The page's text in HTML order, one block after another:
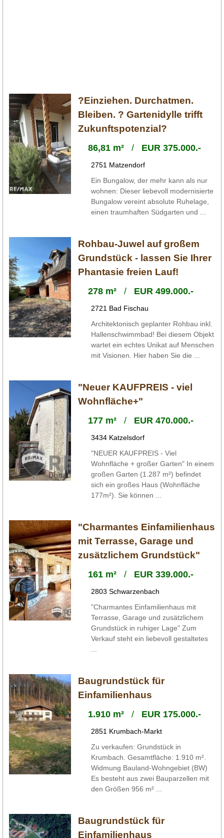
?Einziehen. Durchatmen.
Bleiben. ? Gartenidylle trifft
Zukunftspotenzial?
86,81 m²/ EUR 375.000.-
2751 Matzendorf
Ein Bungalow, der mehr kann als nur
wohnen: Dieser liebevoll modernisierte
Bungalow vereint absolute Ruhelage,
einen traumhaften Südgarten und ...
Rohbau-Juwel auf großem
Grundstück - lassen Sie Ihrer
Phantasie freien Lauf!
278 m²/ EUR 499.000.-
2721 Bad Fischau
Architektonisch geplanter Rohbau inkl.
Hallenschwimmbad! Bei diesem Objekt
wartet ein echtes Unikat auf Menschen
mit Visionen. Hier haben Sie die ...
"Neuer KAUFPREIS - viel
Wohnfläche+"
177 m²/ EUR 470.000.-
3434 Katzelsdorf
"NEUER KAUFPREIS - Viel
Wohnfläche + großer Garten" In einem
großen Garten (1.287 m²) befindet
sich ein großes Haus (Wohnfläche
177m²). Sie können ...
"Charmantes Einfamilienhaus
mit Terrasse, Garage und
zusätzlichem Grundstück"
161 m²/ EUR 339.000.-
2803 Schwarzenbach
"Charmantes Einfamilienhaus mit
Terrasse, Garage und zusätzlichem
Grundstück in ruhiger Lage" Zum
Verkauf steht ein liebevoll gestaltetes
Baugrundstück für
Einfamilienhaus
1.910 m²/ EUR 175.000.-
2851 Krumbach-Markt
Zu verkaufen: Grundstück in
Krumbach. Gesamtfläche: 1.910 m².
Widmung Bauland-Wohngebiet (BW)
Es besteht aus zwei Bauparzellen mit
den Größen 956 m² ...
Baugrundstück für
Einfamilienhaus